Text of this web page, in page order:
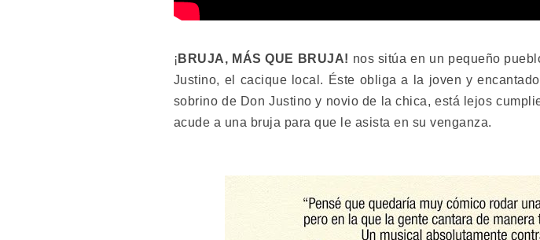
¡ BRUJA, MÁS QUE BRUJA! nos sitúa en un pequeño
Justino, el cacique local. Éste obliga a la joven y
sobrino de Don Justino y novio de la chica, está lejos
acude a una bruja para que le asista en su venganza.